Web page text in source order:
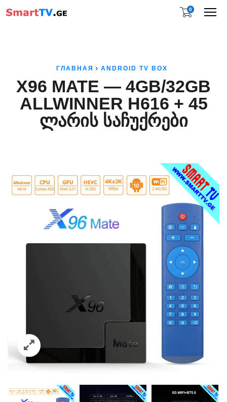
0
ГЛАВНАЯ ANDROID TV BOX
X96 MATE — 4GB/32GB
ALLWINNER H616 + 45
ᲚᲐᲠᲘᲡ ᲡᲐᲩᲣᲥᲠᲔᲑᲘ